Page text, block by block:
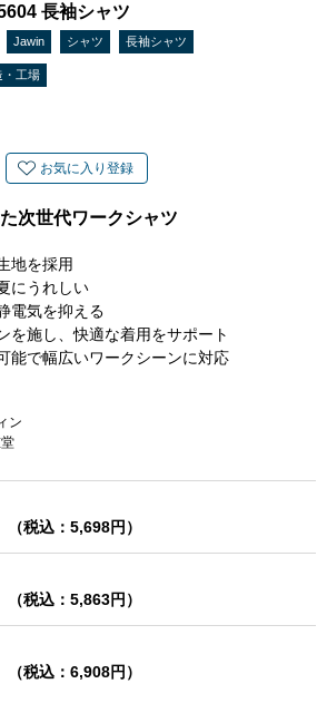
長袖シャツ
Jawin シャツ 長袖シャツ
・工場
お気に入り登録
次世代ワークシャツ
地を採用
にうれしい
電気を抑える
を施し、快適な着用をサポート
能で幅広いワークシーンに対応
ン
（税込：5,698円）
（税込：5,863円）
（税込：6,908円）